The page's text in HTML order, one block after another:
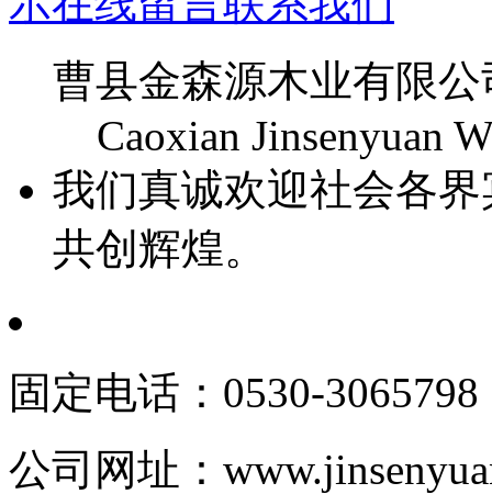
曹县金森源木业有限公
Caoxian Jinsenyuan
我们真诚欢迎社会各
共创辉煌。
固定电话：0530-3065798
公司网址：